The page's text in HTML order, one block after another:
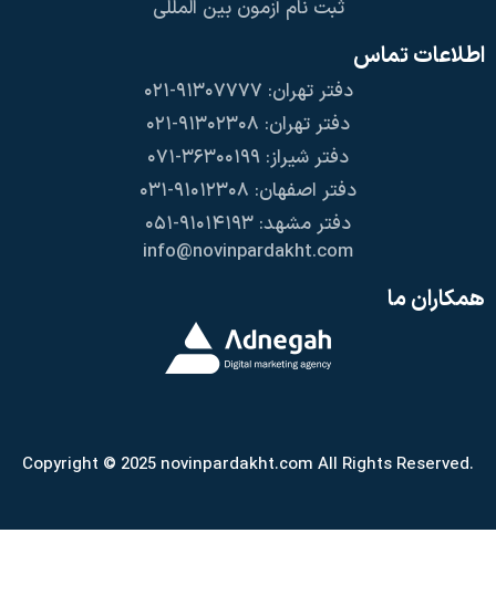
ثبت نام آزمون بین المللی
اطلاعات تماس
دفتر تهران: ۹۱۳۰۷۷۷۷-۰۲۱
دفتر تهران: ۹۱۳۰۲۳۰۸-۰۲۱
دفتر شیراز: ۳۶۳۰۰۱۹۹-۰۷۱
دفتر اصفهان: ۹۱۰۱۲۳۰۸-۰۳۱
دفتر مشهد: ۹۱۰۱۴۱۹۳-۰۵۱
info@novinpardakht.com
همکاران ما
Copyright © 2025 novinpardakht.com All Rights Reserved.